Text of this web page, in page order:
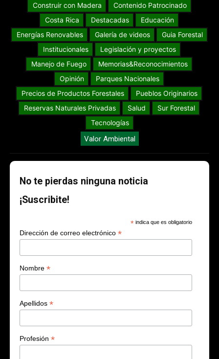
Construir con Madera
Contenido Patrocinado
Costa Rica
Destacadas
Educación
Energías Renovables
Galería de videos
Guia Forestal
Institucionales
Legislación y proyectos
Manejo de Fuego
Memorias&Reconocimientos
Opinión
Parques Nacionales
Precios de Productos Forestales
Pueblos Originarios
Reservas Naturales Privadas
Salud
Sur Forestal
Tecnologías
Valor Ambiental
No te pierdas ninguna noticia
¡Suscribite!
* indica que es obligatorio
Dirección de correo electrónico *
Nombre *
Apellidos *
Profesión *